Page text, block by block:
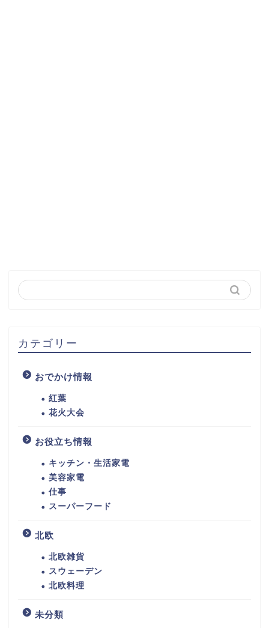
カテゴリー
おでかけ情報
紅葉
花火大会
お役立ち情報
キッチン・生活家電
美容家電
仕事
スーパーフード
北欧
北欧雑貨
スウェーデン
北欧料理
未分類